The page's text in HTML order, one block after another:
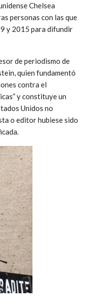
Chelsea
personas con las que
y 2015 para difundir
de periodismo de
quien fundamentó
contra el
y constituye un
Unidos no
o editor hubiese sido